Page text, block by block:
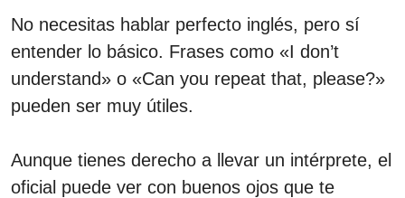
No necesitas hablar perfecto inglés, pero sí
entender lo básico. Frases como «I don’t
understand» o «Can you repeat that, please?»
pueden ser muy útiles.
Aunque tienes derecho a llevar un intérprete, el
oficial puede ver con buenos ojos que te